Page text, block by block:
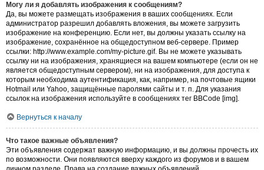
Могу ли я добавлять изображения к сообщениям?
Да, вы можете размещать изображения в ваших сообщениях. Если
администратор разрешил добавлять вложения, вы можете загрузить
изображение на конференцию. Если нет, вы должны указать ссылку на
изображение, сохранённое на общедоступном веб-сервере. Пример
ссылки: http://www.example.com/my-picture.gif. Вы не можете указывать
ссылку ни на изображения, хранящиеся на вашем компьютере (если он не
является общедоступным сервером), ни на изображения, для доступа к
которым необходима аутентификация, как, например, на почтовые ящики
Hotmail или Yahoo, защищённые паролями сайты и т. п. Для указания
ссылок на изображения используйте в сообщениях тег BBCode [img].
Вернуться к началу
Что такое важные объявления?
Эти объявления содержат важную информацию, и вы должны прочесть их
по возможности. Они появляются вверху каждого из форумов и в вашем